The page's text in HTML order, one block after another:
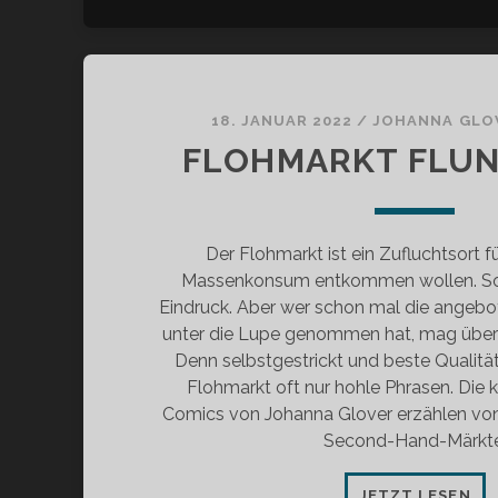
18. JANUAR 2022 /JOHANNA
FLOHMARKT
Der Flohmarkt ist ein Zufluchtsort
Massenkonsum entkommen wollen.
Eindruck. Aber wer schon mal die
unter die Lupe genommen hat, mag
Denn selbstgestrickt und beste
Flohmarkt oft nur hohle Phrasen. Die
Comics von Johanna Glover erzählen
Second-Hand-